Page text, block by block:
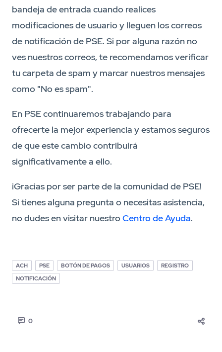
bandeja de entrada cuando realices
modificaciones de usuario y lleguen los correos
de notificación de PSE. Si por alguna razón no
ves nuestros correos, te recomendamos verificar
tu carpeta de spam y marcar nuestros mensajes
como "No es spam".
En PSE continuaremos trabajando para
ofrecerte la mejor experiencia y estamos seguros
de que este cambio contribuirá
significativamente a ello.
¡Gracias por ser parte de la comunidad de PSE!
Si tienes alguna pregunta o necesitas asistencia,
no dudes en visitar nuestroCentro de Ayuda.
ACH PSE BOTÓN DE PAGOS USUARIOS
REGISTRO
NOTIFICACIÓN
0